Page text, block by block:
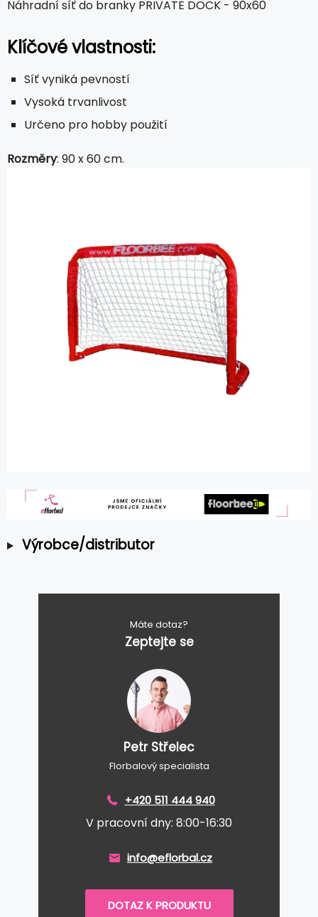
Náhradní síť do branky PRIVATE DOCK - 90x60
Klíčové vlastnosti:
Síť vyniká pevností
Vysoká trvanlivost
Určeno pro hobby použití
Rozměry: 90 x 60 cm.
Výrobce/distributor
Máte dotaz?
Zeptejte se
Petr Střelec
Florbalový specialista
+420 511 444 940
V pracovní dny: 8:00-16:30
info@eflorbal.cz
DOTAZ K PRODUKTU